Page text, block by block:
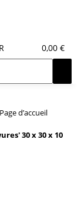
0,00 €
Page d’accueil
30 x 30 x 10